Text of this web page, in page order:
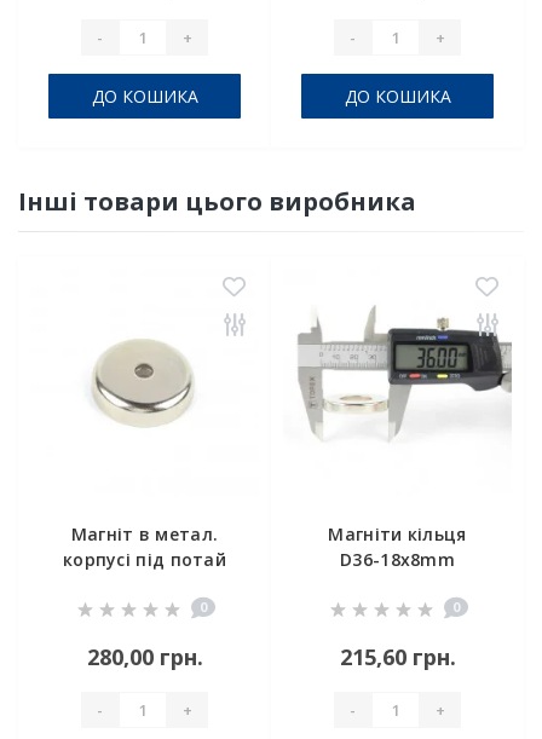
- +
ДО КОШИКА
- +
ДО КОШИКА
Інші товари цього виробника
Магніт в метал.
корпусі під потай
0
280,00 грн.
- +
Магніти кільця
D36-18x8mm
0
215,60 грн.
- +